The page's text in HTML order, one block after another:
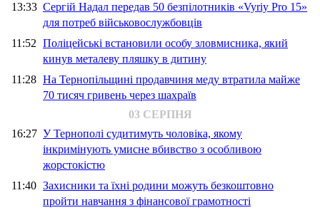
13:33 Сергій Надал передав 50 безпілотників «Vyriy Pro 15»
для потреб військовослужбовців
11:52 Поліцейські встановили особу зловмисника, який
кинув металеву пляшку в дитину
11:28 На Тернопільщині продавчиня меду втратила майже
70 тисяч гривень через шахраїв
03 СЕРПНЯ
16:27 У Тернополі судитимуть чоловіка, якому
інкримінують умисне вбивство з особливою
жорстокістю
11:40 Захисники та їхні родини можуть безкоштовно
пройти навчання з фінансової грамотності